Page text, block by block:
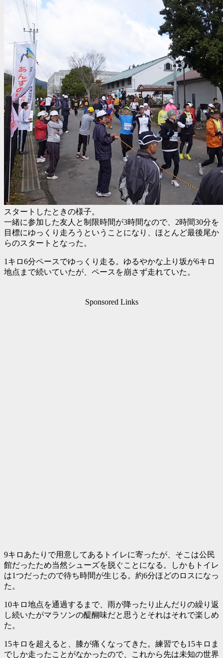
スタートしたときの様子。
一緒に参加した友人と制限時間が3時間なので、2時間30分を
目標にゆっくり走ろうということになり、ほとんど最後尾か
らのスタートとなった。
1キロ6分ペースでゆっくり走る。ゆるやかな上り坂が6キロ
地点まで続いていたが、ペースを崩さず走れていた。
Sponsored Links
9キロあたりで用意してあるトイレに寄ったが、そこは公民
館だったため当然シューズを脱ぐことになる。しかもトイレ
は1つだったので待ち時間が生じる。約6分ほどのロスになっ
た。
10キロ地点を通過するまで、雨が降ったり止んだりの繰り返
し続いたがマラソンの醍醐味だと思うとそれはそれで楽しめ
た。
15キロを超えると、膝が痛くなってきた。練習でも15キロま
でしか走ったことがなかったので、これから先は未知の世界